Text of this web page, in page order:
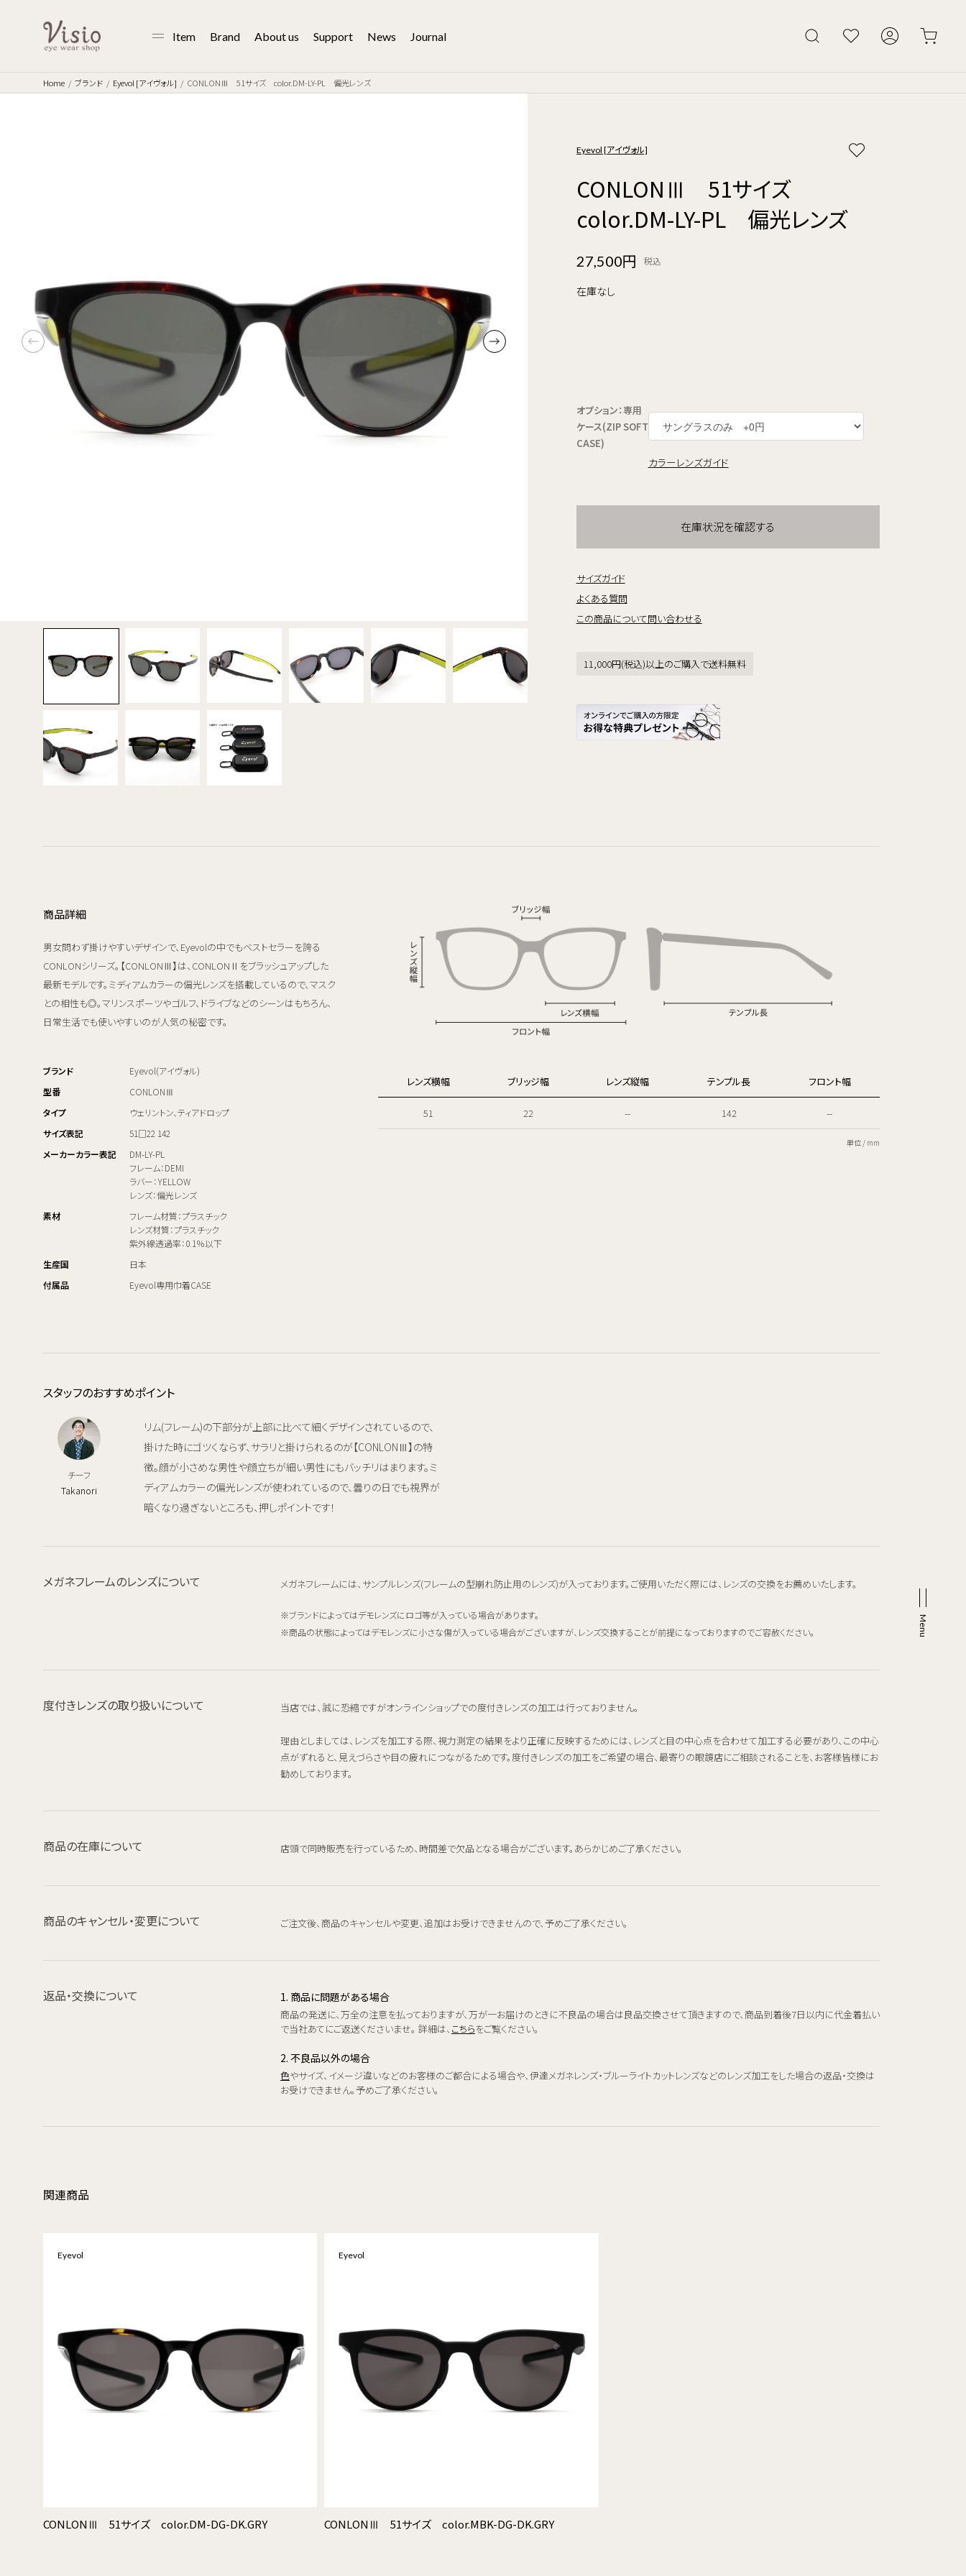
Item Brand About us Support News Journal
Home ブランド Eyevol [アイヴォル] CONLONⅢ 51サイズ color.DM-LY-PL 偏光レンズ
Eyevol [アイヴォル]
CONLONⅢ 51サイズ
color.DM-LY-PL 偏光レンズ
27,500円 税込
在庫なし
オプション：専用
ケース(ZIP SOFT
CASE)
カラーレンズガイド
在庫状況を確認する
サイズガイド
よくある質問
この商品について問い合わせる
11,000円(税込)以上のご購入で送料無料
商品詳細
男女問わず掛けやすいデザインで、Eyevolの中でもベストセラーを誇る
CONLONシリーズ。【CONLONⅢ】は、CONLONⅡをブラッシュアップした
最新モデルです。ミディアムカラーの偏光レンズを搭載しているので、マスク
との相性も◎。マリンスポーツやゴルフ、ドライブなどのシーンはもちろん、
日常生活でも使いやすいのが人気の秘密です。
ブランド
Eyevol(アイヴォル)
型番
CONLONⅢ
タイプ
ウェリントン、ティアドロップ
サイズ表記
51□22 142
メーカーカラー表記
DM-LY-PL
フレーム：DEMI
ラバー：YELLOW
レンズ：偏光レンズ
素材
フレーム材質：プラスチック
レンズ材質：プラスチック
紫外線透過率：0.1％以下
生産国
日本
付属品
Eyevol専用巾着CASE
レンズ横幅 ブリッジ幅 レンズ縦幅 テンプル長 フロント幅
51 22 -- 142 --
単位 / mm
スタッフのおすすめポイント
チーフ
Takanori
リム(フレーム)の下部分が上部に比べて細くデザインされているので、
掛けた時にゴツくならず、サラリと掛けられるのが【CONLONⅢ】の特
徴。顔が小さめな男性や顔立ちが細い男性にもバッチリはまります。ミ
ディアムカラーの偏光レンズが使われているので、曇りの日でも視界が
暗くなり過ぎないところも、押しポイントです！
メガネフレームのレンズについて メガネフレームには、サンプルレンズ(フレームの型崩れ防止用のレンズ)が入っております。ご使用いただく際には、レンズの交換をお薦めいたします。
ブランドによってはデモレンズにロゴ等が入っている場合があります。
商品の状態によってはデモレンズに小さな傷が入っている場合がございますが、レンズ交換することが前提になっておりますのでご容赦ください。
度付きレンズの取り扱いについて 当店では、誠に恐縮ですがオンラインショップでの度付きレンズの加工は行っておりません。
理由としましては、レンズを加工する際、視力測定の結果をより正確に反映するためには、レンズと目の中心点を合わせて加工する必要があり、この中心
点がずれると、見えづらさや目の疲れにつながるためです。度付きレンズの加工をご希望の場合、最寄りの眼鏡店にご相談されることを、お客様皆様にお
勧めしております。
商品の在庫について 店頭で同時販売を行っているため、時間差で欠品となる場合がございます。あらかじめご了承ください。
商品のキャンセル・変更について ご注文後、商品のキャンセルや変更、追加はお受けできませんので、予めご了承ください。
返品・交換について 1. 商品に問題がある場合
商品の発送に、万全の注意を払っておりますが、万が一お届けのときに不良品の場合は良品交換させて頂きますので、商品到着後7日以内に代金着払い
で当社あてにご返送くださいませ。 詳細は、 こちらをご覧ください。
2. 不良品以外の場合
色やサイズ、イメージ違いなどのお客様のご都合による場合や、伊達メガネレンズ・ブルーライトカットレンズなどのレンズ加工をした場合の返品・交換は
お受けできません。予めご了承ください。
関連商品
Eyevol
CONLONⅢ 51サイズ color.DM-DG-DK.GRY
Eyevol
CONLONⅢ 51サイズ color.MBK-DG-DK.GRY